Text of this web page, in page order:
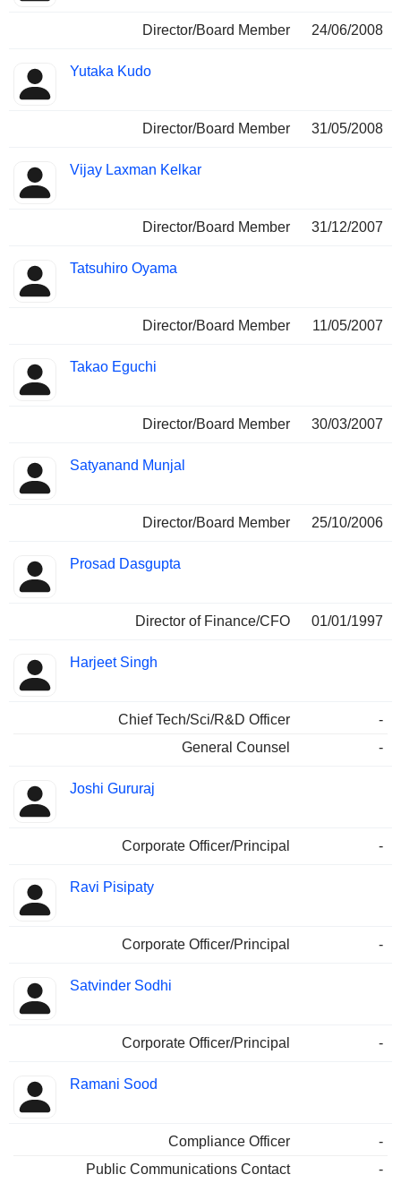
Director/Board Member 24/06/2008
Yutaka Kudo
Director/Board Member 31/05/2008
Vijay Laxman Kelkar
Director/Board Member 31/12/2007
Tatsuhiro Oyama
Director/Board Member 11/05/2007
Takao Eguchi
Director/Board Member 30/03/2007
Satyanand Munjal
Director/Board Member 25/10/2006
Prosad Dasgupta
Director of Finance/CFO 01/01/1997
Harjeet Singh
Chief Tech/Sci/R&D Officer
-
General Counsel
-
Joshi Gururaj
Corporate Officer/Principal -
Ravi Pisipaty
Corporate Officer/Principal -
Satvinder Sodhi
Corporate Officer/Principal -
Ramani Sood
Compliance Officer
-
Public Communications Contact
-